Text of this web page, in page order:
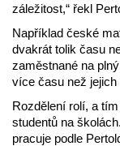
záležitost,“ řekl
Například české
dvakrát tolik času
zaměstnané na
více času než
Rozdělení rolí, a
studentů na
pracuje podle